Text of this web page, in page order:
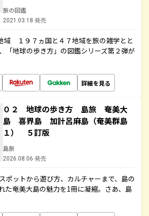
旅の図鑑
2021.03.18 発売
域 １９７ヵ国と４７地域を旅の雑学とと
「地球の歩き方」の図鑑シリーズ第２弾が
詳細を見る
０２ 地球の歩き方 島旅 奄美大
島 喜界島 加計呂麻島（奄美群島
１） ５訂版
島旅
2026.08.06 発売
ットから遊び方、カルチャーまで、島の
た奄美大島の魅力を1冊に凝縮。さあ、島